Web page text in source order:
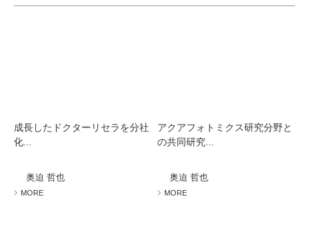
成長したドクターリセラを分社
化...
奥迫 哲也
MORE
アクアフォトミクス研究分野と
の共同研究...
奥迫 哲也
MORE